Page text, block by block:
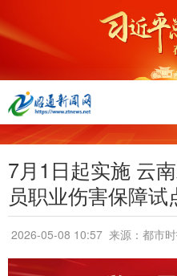
7月1日起实施 云
员职业伤害保障试
2026-05-08 10:57 来源：都市